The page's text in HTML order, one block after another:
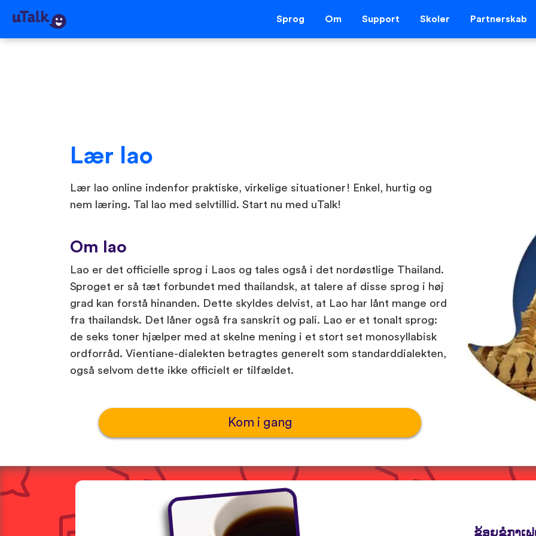
Sprog Om Support Skoler Partnerskab
Lær lao
Lær lao online indenfor praktiske, virkelige situationer! Enkel, hurtig og
nem læring. Tal lao med selvtillid. Start nu med uTalk!
Om lao
Lao er det officielle sprog i Laos og tales også i det nordøstlige Thailand.
Sproget er så tæt forbundet med thailandsk, at talere af disse sprog i høj
grad kan forstå hinanden. Dette skyldes delvist, at Lao har lånt mange ord
fra thailandsk. Det låner også fra sanskrit og pali. Lao er et tonalt sprog:
de seks toner hjælper med at skelne mening i et stort set monosyllabisk
ordforråd. Vientiane-dialekten betragtes generelt som standarddialekten,
også selvom dette ikke officielt er tilfældet.
Kom i gang
ຂ້ອຍຂໍກາເຟ